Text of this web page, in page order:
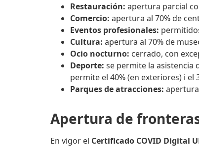
Restauración: apertura parcial
Comercio: apertura al 70% de
Eventos profesionales:
Cultura: apertura al 70% de
Ocio nocturno: cerrado, con
Deporte: se permite la asistencia
permite el 40% (en exteriores) i
Parques de atracciones:
Apertura de
En vigor el Certificado COVID Digital